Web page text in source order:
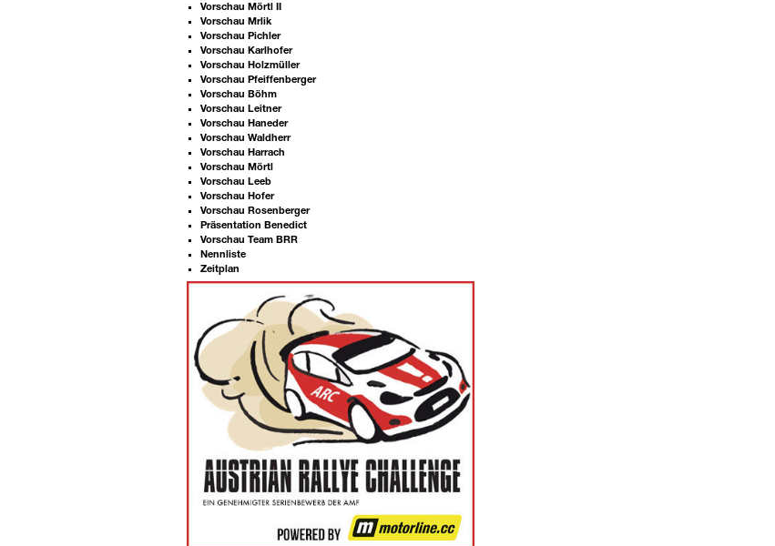
Vorschau Mörtl II
Vorschau Mrlik
Vorschau Pichler
Vorschau Karlhofer
Vorschau Holzmüller
Vorschau Pfeiffenberger
Vorschau Böhm
Vorschau Leitner
Vorschau Haneder
Vorschau Waldherr
Vorschau Harrach
Vorschau Mörtl
Vorschau Leeb
Vorschau Hofer
Vorschau Rosenberger
Präsentation Benedict
Vorschau Team BRR
Nennliste
Zeitplan